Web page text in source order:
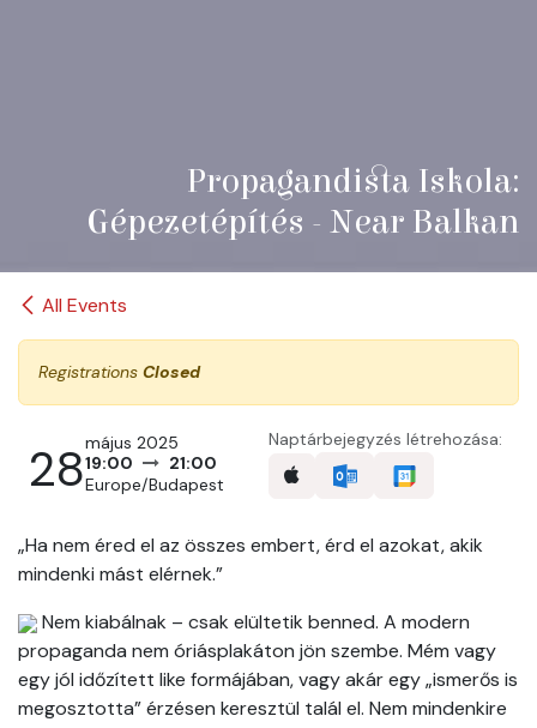
Propagandista Iskola:
Gépezetépítés - Near Balkan
All Events
Registrations Closed
28május 2025
19:00
21:00
Europe/Budapest
Naptárbejegyzés létrehozása:
„Ha nem éred el az összes embert, érd el azokat, akik
mindenki mást elérnek.”
Nem kiabálnak – csak elültetik benned. A modern
propaganda nem óriásplakáton jön szembe. Mém vagy
egy jól időzített like formájában, vagy akár egy „ismerős is
megosztotta” érzésen keresztül talál el. Nem mindenkire